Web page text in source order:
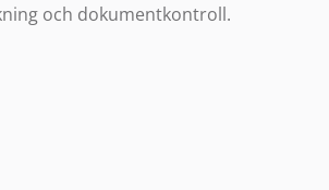
och dokumentkontroll.